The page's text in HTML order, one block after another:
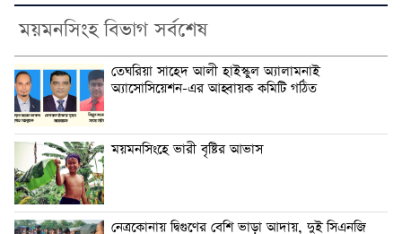
ময়মনসিংহ বিভাগ সর্বশেষ
তেঘরিয়া সাহেদ আলী হাইস্কুল অ্যালামনাই
অ্যাসোসিয়েশন-এর আহ্বায়ক কমিটি গঠিত
ময়মনসিংহে ভারী বৃষ্টির আভাস
নেত্রকোনায় দ্বিগুণের বেশি ভাড়া আদায়, দুই সিএনজি